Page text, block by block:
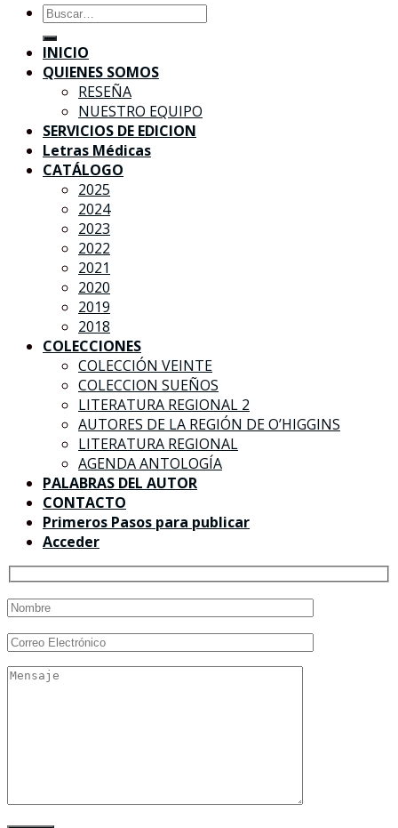
Buscar
por:
INICIO
QUIENES SOMOS
RESEÑA
NUESTRO EQUIPO
SERVICIOS DE EDICION
Letras Médicas
CATÁLOGO
2025
2024
2023
2022
2021
2020
2019
2018
COLECCIONES
COLECCIÓN VEINTE
COLECCION SUEÑOS
LITERATURA REGIONAL 2
AUTORES DE LA REGIÓN DE O’HIGGINS
LITERATURA REGIONAL
AGENDA ANTOLOGÍA
PALABRAS DEL AUTOR
CONTACTO
Primeros Pasos para publicar
Acceder